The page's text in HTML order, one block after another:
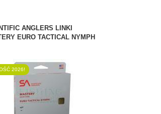
ANGLERS LINKI
EURO TACTICAL NYMPH
2026!
ZOBACZ PRODUKT